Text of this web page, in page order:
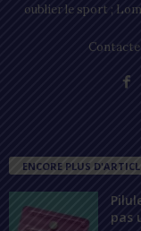
oublier le sport ;
ENCORE PLUS
pas